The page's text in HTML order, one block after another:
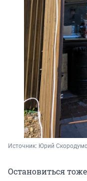
Источник: Юрий
Остановиться